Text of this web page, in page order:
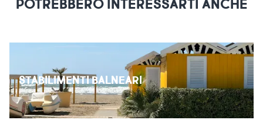
POTREBBERO INTERESSARTI ANCHE
STABILIMENTI BALNEARI